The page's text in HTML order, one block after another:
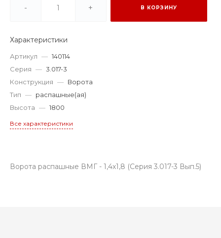
- + В КОРЗИНУ
Характеристики
Артикул — 140114
Серия — 3.017-3
Конструкция — Ворота
Тип — распашные(ая)
Высота — 1800
Все характеристики
Ворота распашные ВМГ - 1,4х1,8 (Серия 3.017-3 Вып.5)